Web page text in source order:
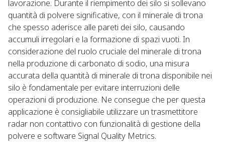
lavorazione. Durante il riempimento dei silo si sollevano
quantità di polvere significative, con il minerale di trona
che spesso aderisce alle pareti dei silo, causando
accumuli irregolari e la formazione di spazi vuoti. In
considerazione del ruolo cruciale del minerale di trona
nella produzione di carbonato di sodio, una misura
accurata della quantità di minerale di trona disponibile nei
silo è fondamentale per evitare interruzioni delle
operazioni di produzione. Ne consegue che per questa
applicazione è consigliabile utilizzare un trasmettitore
radar non contattivo con funzionalità di gestione della
polvere e software Signal Quality Metrics.